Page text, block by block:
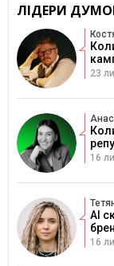
ЛІДЕРИ
23
16
AI
16